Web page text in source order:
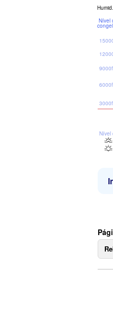
Humid.
Nível
Nível